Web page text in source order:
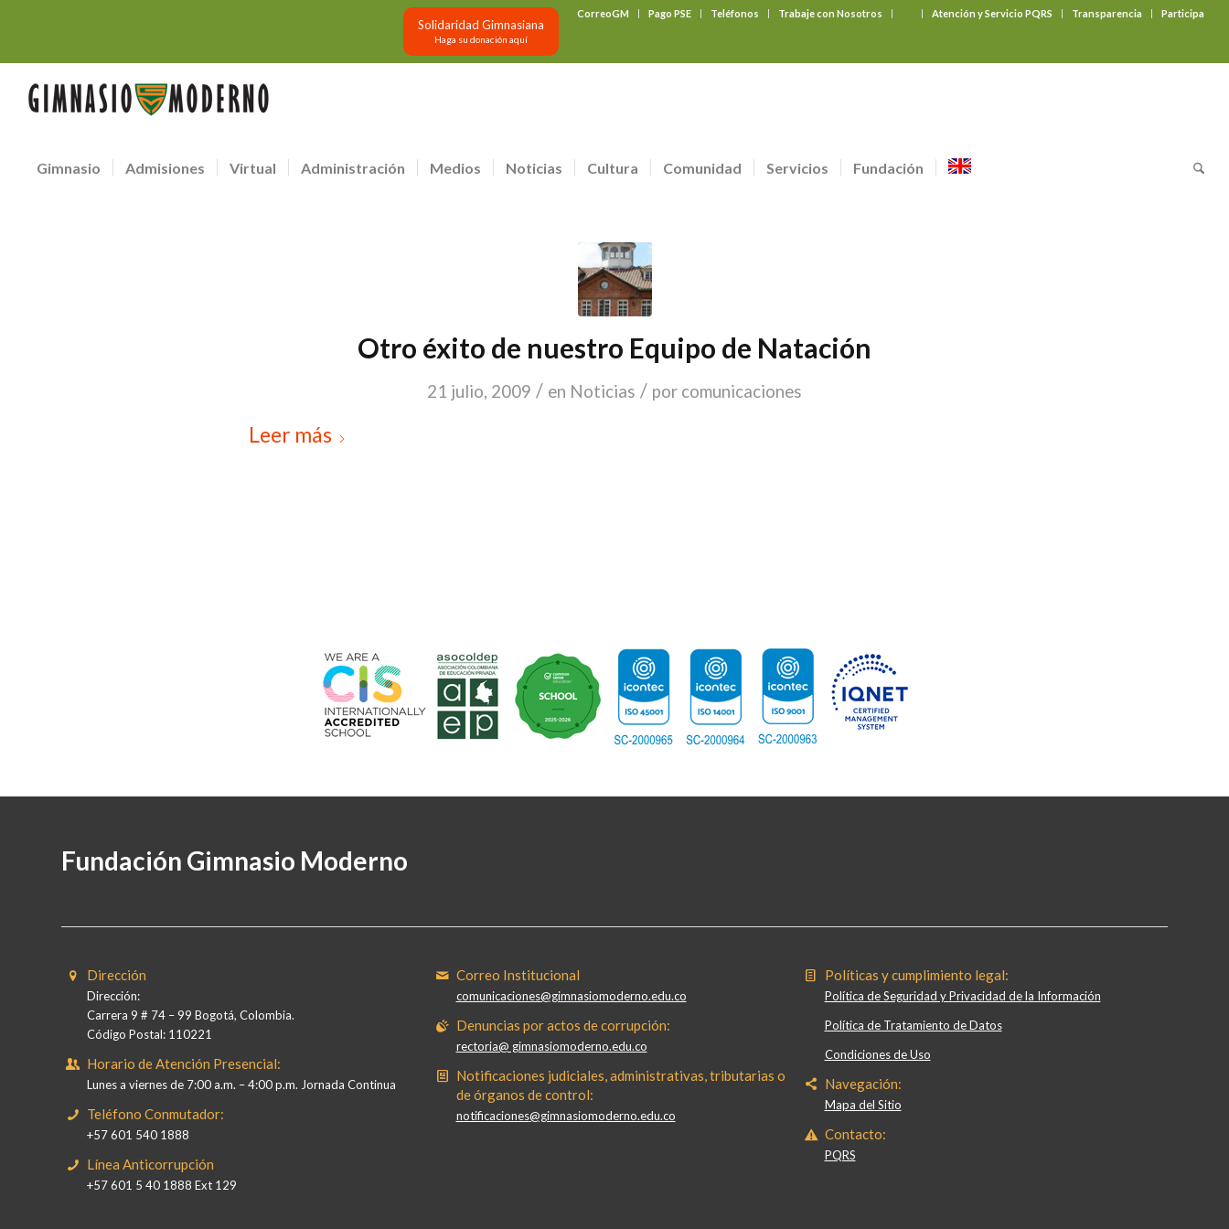
CorreoGM Pago PSE Teléfonos Trabaje con Nosotros Atención y Servicio PQRS Transparencia Participa
Solidaridad Gimnasiana
Haga su donación aquí
Gimnasio Admisiones Virtual Administración Medios Noticias Cultura Comunidad Servicios Fundación
Otro éxito de nuestro Equipo de Natación
21 julio, 2009 / en Noticias / por comunicaciones
Leer más
Fundación Gimnasio Moderno
Dirección
Dirección:
Carrera 9 # 74 – 99 Bogotá, Colombia.
Código Postal: 110221
Horario de Atención Presencial:
Lunes a viernes de 7:00 a.m. – 4:00 p.m. Jornada Continua
Teléfono Conmutador:
+57 601 540 1888
Línea Anticorrupción
+57 601 5 40 1888 Ext 129
Correo Institucional
comunicaciones@gimnasiomoderno.edu.co
Denuncias por actos de corrupción:
rectoria@ gimnasiomoderno.edu.co
Notificaciones judiciales, administrativas, tributarias o
de órganos de control:
notificaciones@gimnasiomoderno.edu.co
Políticas y cumplimiento legal:
Política de Seguridad y Privacidad de la Información
Política de Tratamiento de Datos
Condiciones de Uso
Navegación:
Mapa del Sitio
Contacto:
PQRS